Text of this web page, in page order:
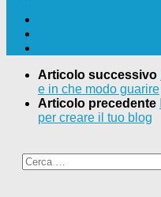
Articolo successivo
e in che modo guarire
Articolo precedente
per creare il tuo blog
Ricerca
per: